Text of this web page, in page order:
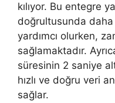
kılıyor. Bu entegre
doğrultusunda daha
yardımcı olurken,
sağlamaktadır.
süresinin 2 saniye
hızlı ve doğru veri
sağlar.